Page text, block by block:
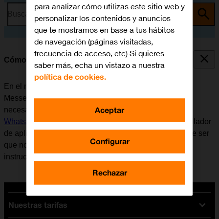
Busca por problema o tema
Cómo utilizar WhatsApp Messenger
En el móvil se puede utilizar la aplicación WhatsApp
Messenger. Antes de utilizar WhatsApp Messenger, es
necesario
configurar el móvil para internet
WhatsApp Messenger. Tener en cuenta que el desarrollador
de aplicaciones va actualizando la app y por eso puede ser
que no coincida exactamente con el contenido de esta
instrucción.
Nuestras tarifas
para analizar cómo utilizas este sitio web y
personalizar los contenidos y anuncios
que te mostramos en base a tus hábitos
de navegación (páginas visitadas,
frecuencia de acceso, etc) Si quieres
saber más, echa un vistazo a nuestra
política de cookies.
Configurar
Rechazar
Aceptar